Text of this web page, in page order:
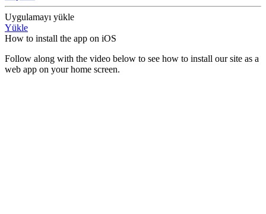
Uygulamayı yükle
Yükle
How to install the app on iOS
Follow along with the video below to see how to install our site as a
web app on your home screen.